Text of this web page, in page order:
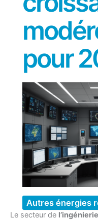
pour
Autres énergies
Le secteur de